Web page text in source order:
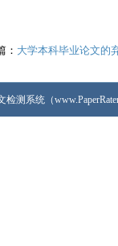
： 大学本科毕业论文的
检测系统（